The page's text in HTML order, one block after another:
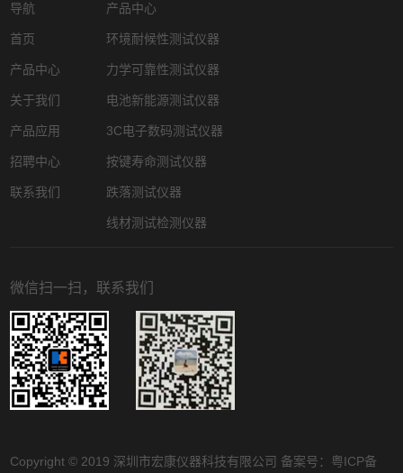
导航
首页
产品中心
关于我们
产品应用
招聘中心
联系我们
产品中心
环境耐候性测试仪器
力学可靠性测试仪器
电池新能源测试仪器
3C电子数码测试仪器
按键寿命测试仪器
跌落测试仪器
线材测试检测仪器
微信扫一扫，联系我们
Copyright © 2019 深圳市宏康仪器科技有限公司 备案号： 粤ICP备